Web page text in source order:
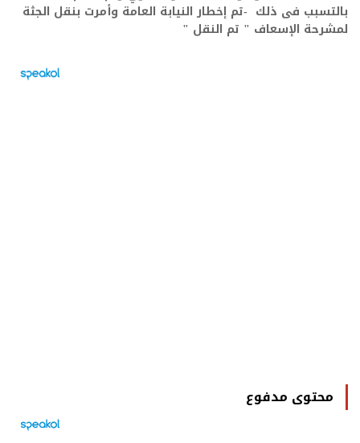
بالتسبب فى ذلك -تم إخطار النيابة العامة وأمرت بنقل الجثة
لمشرحة الإسعاف " تم النقل "
محتوى مدفوع